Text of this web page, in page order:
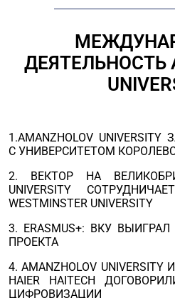
ДЕЯТЕЛЬНОСТЬ
1.AMANZHOLOV
С УНИВЕРСИТЕТОМ
2. ВЕКТОР НА
UNIVERSITY
WESTMINSTER UNIVERSITY
3. ERASMUS+: ВКУ
ПРОЕКТА
4. AMANZHOLOV
HAIER HAITECH
ЦИФРОВИЗАЦИИ